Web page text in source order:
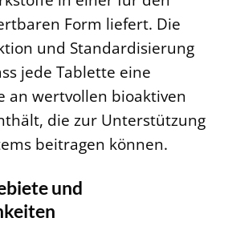
Form liefert. Die
und Standardisierung
jede Tablette eine
an wertvollen bioaktiven
die zur Unterstützung
beitragen können.
und